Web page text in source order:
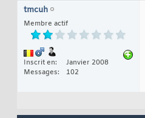
tmcuh
Membre actif
Inscrit en
Janvier 2008
Messages
102